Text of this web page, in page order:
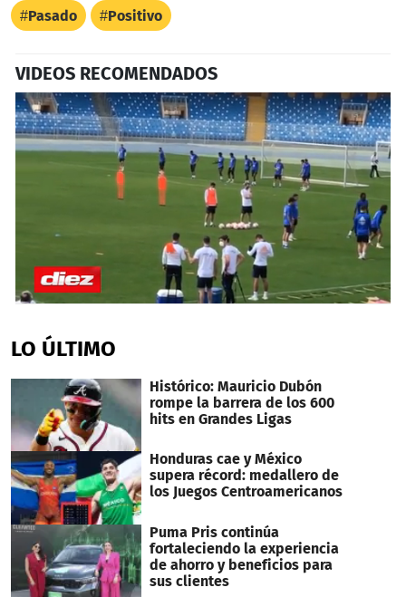
Pasado Positivo
VIDEOS RECOMENDADOS
of
1
32
seconds
LO ÚLTIMO
Histórico: Mauricio Dubón
rompe la barrera de los 600
hits en Grandes Ligas
Honduras cae y México
supera récord: medallero de
los Juegos Centroamericanos
Puma Pris continúa
fortaleciendo la experiencia
de ahorro y beneficios para
sus clientes